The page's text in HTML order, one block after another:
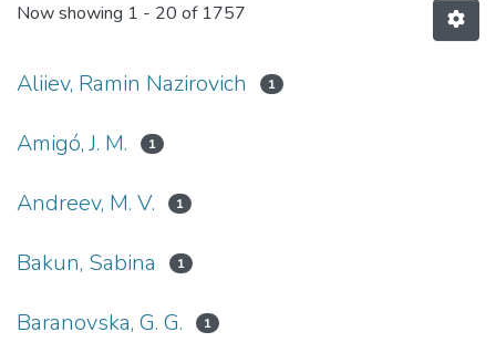
Now showing 1 - 20 of 1757
Aliiev, Ramin Nazirovich 1
Amigó, J. M. 1
Andreev, M. V. 1
Bakun, Sabina 1
Baranovska, G. G. 1